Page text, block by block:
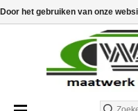
€
Door het gebruiken van onze